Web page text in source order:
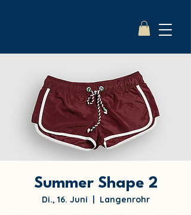
Summer Shape 2
Di., 16. Juni
  |
Langenrohr